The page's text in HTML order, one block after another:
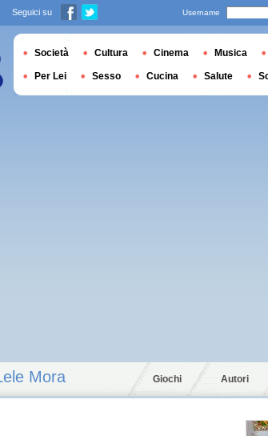
Mora Giochi Autori
Seguici su Username
Società Cultura Cinema Musica
Per Lei Sesso Cucina Salute